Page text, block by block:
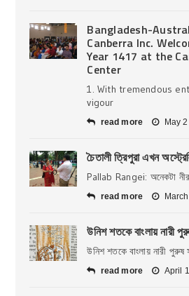
Bangladesh-
Canberra Inc.
Year 1417 at the
Center
1. With tremendous
vigour
read more May 2
চৈতালী ত্রিপুরা এখন
Pallab Rangei: অনেকটা
read more
উনিশ শতকে বাংলায় নারী
উনিশ শতকে বাংলায় নারী পুরুষ
read more April